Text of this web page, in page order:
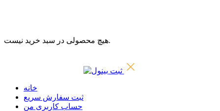
هیچ محصولی در سبد خرید نیست.
خانه
ثبت سفارش سریع
حساب کاربری من